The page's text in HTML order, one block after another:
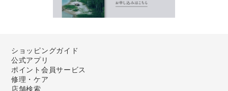
ショッピングガイド
公式アプリ
ポイント会員サービス
修理・ケア
店舗検索